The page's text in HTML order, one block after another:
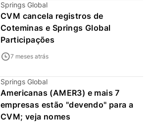
Springs Global
CVM cancela registros de
Coteminas e Springs Global
Participações
7 meses atrás
Springs Global
Americanas (AMER3) e mais 7
empresas estão "devendo" para a
CVM; veja nomes